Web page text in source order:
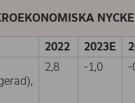
2022 2023E
2,8 -1,0 -